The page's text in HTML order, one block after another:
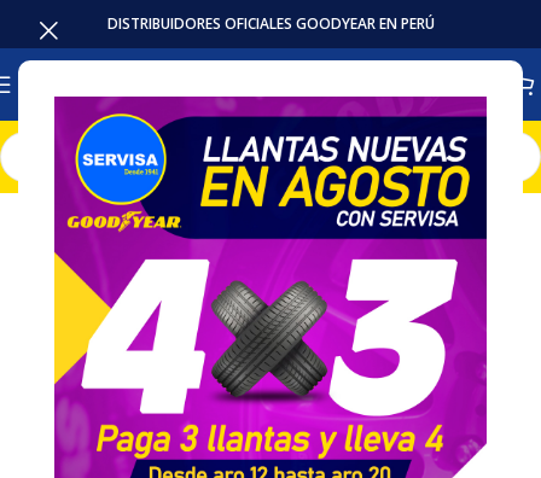
DISTRIBUIDORES OFICIALES GOODYEAR EN PERÚ
Inicio Baterias Intensivas